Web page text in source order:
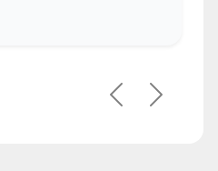
PrécédentSuivant